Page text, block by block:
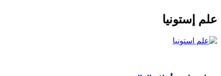
إستونيا